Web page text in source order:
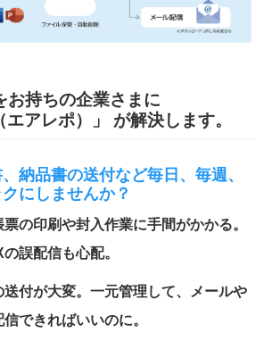
お持ちの企業さまに
エアレポ）」 が解決します。
納品書の送付など毎日、毎週、
にしませんか？
の印刷や封入作業に手間がかかる。
誤配信も心配。
送付が大変。一元管理して、メールや
できればいいのに。